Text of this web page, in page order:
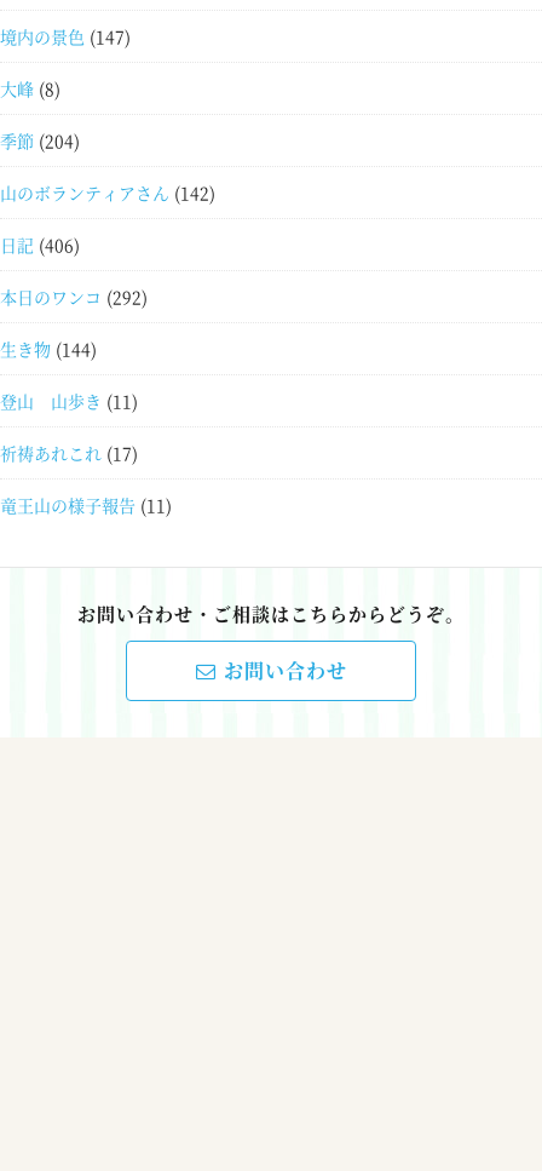
境内の景色 (147)
大峰 (8)
季節 (204)
山のボランティアさん (142)
日記 (406)
本日のワンコ (292)
生き物 (144)
登山 山歩き (11)
祈祷あれこれ (17)
竜王山の様子報告 (11)
お問い合わせ・ご相談はこちらからどうぞ。
お問い合わせ